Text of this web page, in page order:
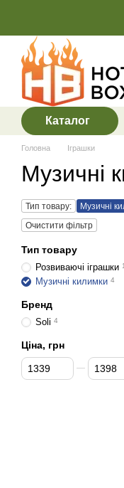
Каталог
Головна Іграшки
Музичні
Тип товару:
Музичні
Очистити фільтр
Тип товару
Розвиваючі іграшки
Музичні килимки 4
Бренд
Soli 4
Ціна, грн
Від Ціна, грн
До Ціна, грн